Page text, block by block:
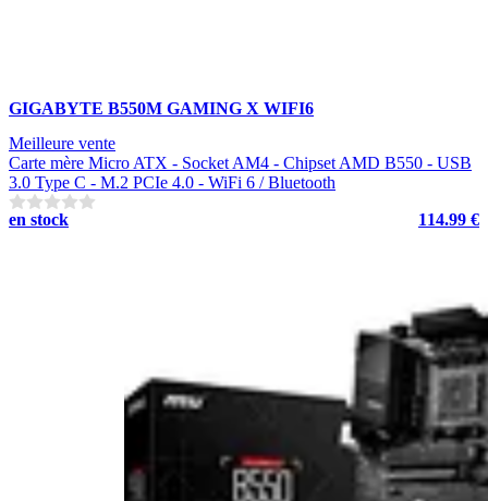
GIGABYTE B550M GAMING X WIFI6
Meilleure vente
Carte mère Micro ATX - Socket AM4 - Chipset AMD B550 - USB
3.0 Type C - M.2 PCIe 4.0 - WiFi 6 / Bluetooth
en stock
114.99 €